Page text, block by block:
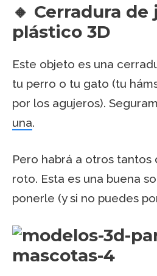
🔸 Cerradura de
plástico 3D
Este objeto es una
tu perro o tu gato (tu
por los agujeros).
una.
Pero habrá a otros tantos
roto. Esta es una buena
ponerle (y si no puedes